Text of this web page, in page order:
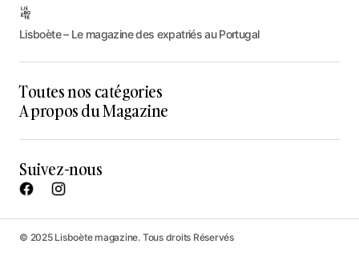
Lisboète – Le magazine des expatriés au Portugal
Toutes nos catégories
A propos du Magazine
Suivez-nous
© 2025 Lisboète magazine. Tous droits Réservés